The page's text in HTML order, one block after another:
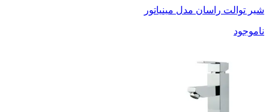
شیر توالت راسان مدل مینیاتور
ناموجود